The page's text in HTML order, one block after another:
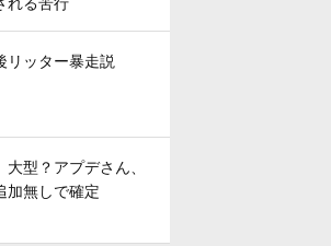
リッター暴走説
大型？アプデさん、
加無しで確定